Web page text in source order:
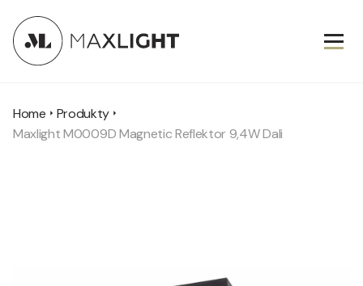
Home
Produkty
Maxlight M0009D Magnetic Reflektor 9,4W Dali